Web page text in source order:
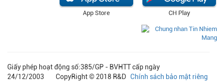
CH Play
App Store
Giấy phép hoạt động số:385/GP - BVHTT cấp ngày
24/12/2003 CopyRight © 2018 R&D Chính sách bảo mật riêng